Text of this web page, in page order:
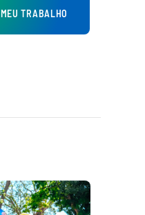
MEU TRABALHO